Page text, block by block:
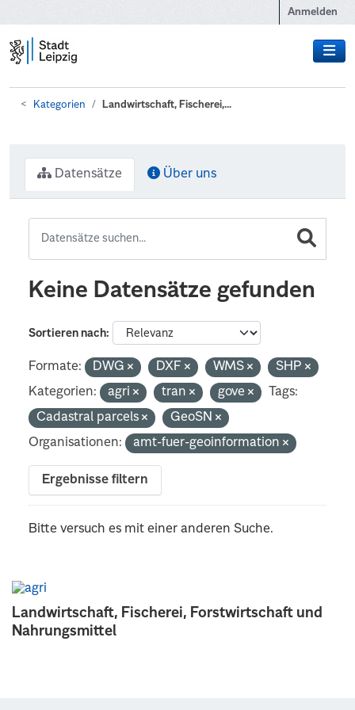
Anmelden
Kategorien Landwirtschaft, Fischerei,...
Landwirtschaft, Fischerei, Forstwirtschaft und
Nahrungsmittel
Datensätze Über uns
Keine Datensätze gefunden
Sortieren nach
Formate: DWG DXF WMS
SHP
Kategorien:
agri tran gove
Tags:
Cadastral parcels
GeoSN
Organisationen:
amt-fuer-geoinformation
Ergebnisse filtern
Bitte versuch es mit einer anderen Suche.